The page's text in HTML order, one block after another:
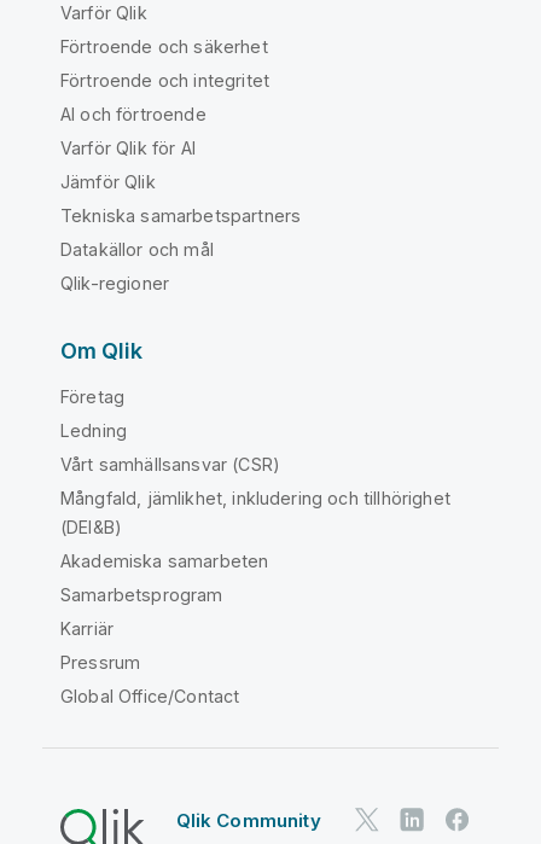
Varför Qlik
Förtroende och säkerhet
Förtroende och integritet
AI och förtroende
Varför Qlik för AI
Jämför Qlik
Tekniska samarbetspartners
Datakällor och mål
Qlik-regioner
Om Qlik
Företag
Ledning
Vårt samhällsansvar (CSR)
Mångfald, jämlikhet, inkludering och tillhörighet
(DEI&B)
Akademiska samarbeten
Samarbetsprogram
Karriär
Pressrum
Global Office/Contact
Qlik Community